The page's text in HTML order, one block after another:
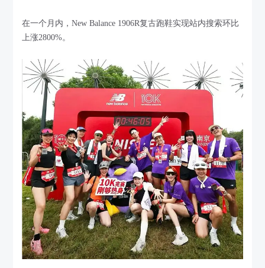
在一个月内，New Balance 1906R复古跑鞋实现站内搜索环比
上涨2800%。